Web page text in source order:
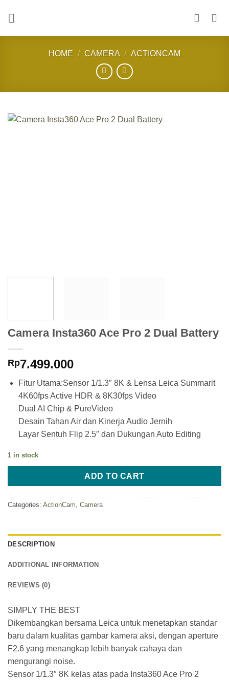
HOME / CAMERA / ACTIONCAM
Camera Insta360 Ace Pro 2 Dual Battery
Rp7.499.000
Fitur Utama:Sensor 1/1.3″ 8K & Lensa Leica Summarit
4K60fps Active HDR & 8K30fps Video
Dual AI Chip & PureVideo
Desain Tahan Air dan Kinerja Audio Jernih
Layar Sentuh Flip 2.5″ dan Dukungan Auto Editing
1 in stock
ADD TO CART
Categories: ActionCam Camera
DESCRIPTION
ADDITIONAL INFORMATION
REVIEWS (0)
SIMPLY THE BEST
Dikembangkan bersama Leica untuk menetapkan standar
baru dalam kualitas gambar kamera aksi, dengan aperture
F2.6 yang menangkap lebih banyak cahaya dan
mengurangi noise.
Sensor 1/1.3″ 8K kelas atas pada Insta360 Ace Pro 2